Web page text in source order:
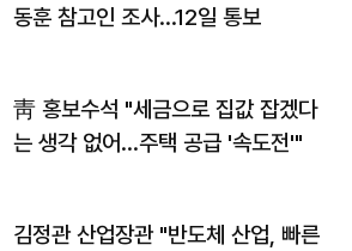
동훈 참고인 조사...12일 통보
靑 홍보수석 "세금으로 집값 잡겠다
는 생각 없어…주택 공급 '속도전'"
김정관 산업장관 "반도체 산업, 빠른